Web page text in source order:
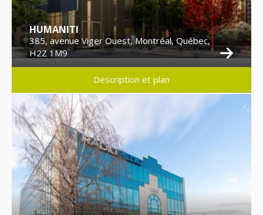
HUMANITI
385, avenue Viger Ouest, Montréal, Québec,
H2Z 1M9
Description et plan